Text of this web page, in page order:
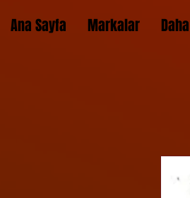
Ana Sayfa Markalar